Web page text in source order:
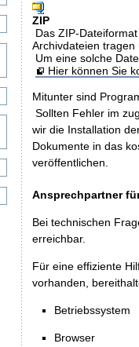
ZIP
Das ZIP-
Archivdateien
Um eine solche
Hier können Sie
Mitunter sind
Sollten Fehler im
wir die Installation
Dokumente in das
veröffentlichen.
Ansprechpartner
Bei technischen
erreichbar.
Für eine effiziente
vorhanden,
Betriebssystem
Browser